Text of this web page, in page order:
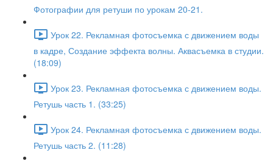
Фотографии для ретуши по урокам 20-21.
Урок 22. Рекламная фотосъемка с движением воды
в кадре, Создание эффекта волны. Аквасъемка в студии.
(18:09)
Урок 23. Рекламная фотосъемка с движением воды.
Ретушь часть 1. (33:25)
Урок 24. Рекламная фотосъемка с движением воды.
Ретушь часть 2. (11:28)